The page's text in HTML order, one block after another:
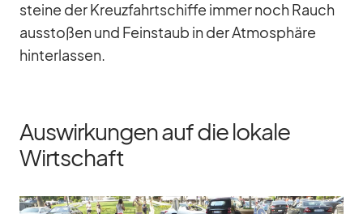
steine der Kreuz­fahrt­schiffe im­mer noch Rauch
aus­sto­ßen und Fein­staub in der At­mo­sphäre
hin­ter­las­sen.
Auswirkungen auf die lokale
Wirtschaft